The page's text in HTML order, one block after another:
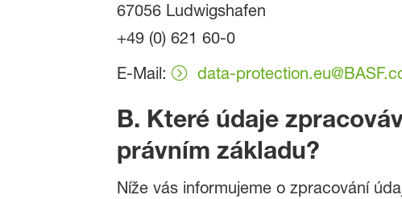
67056 Ludwigshafen
+49 (0) 621 60-0
E-Mail:
data-
B. Které údaje
právním základu?
Níže vás informujeme o zpracování